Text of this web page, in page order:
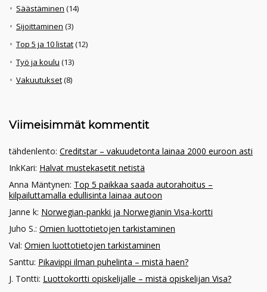
Säästäminen (14)
Sijoittaminen (3)
Top 5 ja 10 listat(12)
Työ ja koulu (13)
Vakuutukset(8)
Viimeisimmät kommentit
tähdenlento: Creditstar – vakuudetonta lainaa 2000 euroon asti
InkKari: Halvat mustekasetit netistä
Anna Mäntynen: Top 5 paikkaa saada autorahoitus –
kilpailuttamalla edullisinta lainaa autoon
Janne k: Norwegian-pankki ja Norwegianin Visa-kortti
Juho S.: Omien luottotietojen tarkistaminen
Val: Omien luottotietojen tarkistaminen
Santtu: Pikavippi ilman puhelinta – mistä haen?
J. Tontti: Luottokortti opiskelijalle – mistä opiskelijan Visa?